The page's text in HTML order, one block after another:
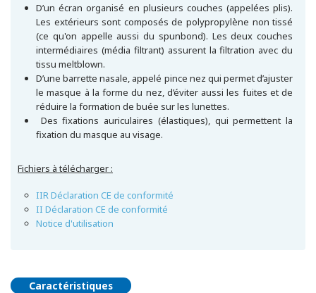
D’un écran organisé en plusieurs couches (appelées plis).
Les extérieurs sont composés de polypropylène non tissé
(ce qu'on appelle aussi du spunbond). Les deux couches
intermédiaires (média filtrant) assurent la filtration avec du
tissu meltblown.
D’une barrette nasale, appelé pince nez qui permet d’ajuster
le masque à la forme du nez, d’éviter aussi les fuites et de
réduire la formation de buée sur les lunettes.
Des fixations auriculaires (élastiques), qui permettent la
fixation du masque au visage.
Fichiers à télécharger :
IIR Déclaration CE de conformité
II Déclaration CE de conformité
Notice d'utilisation
Caractéristiques